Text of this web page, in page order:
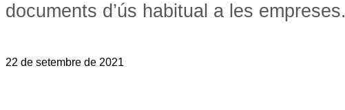
documents d’ús habitual a les empreses.
22 de setembre de 2021